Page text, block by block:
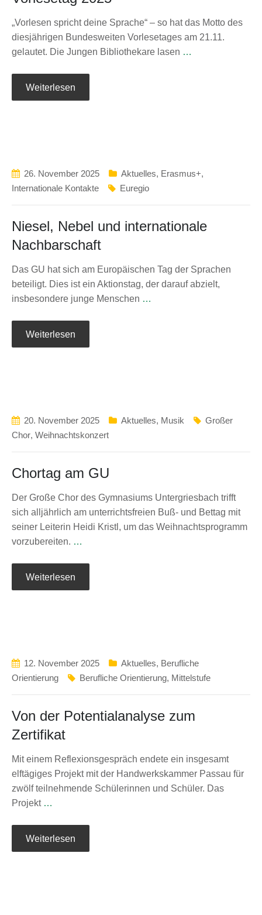
„Vorlesen spricht deine Sprache“ – so hat das Motto des
diesjährigen Bundesweiten Vorlesetages am 21.11.
gelautet. Die Jungen Bibliothekare lasen …
Weiterlesen
26. November 2025 Aktuelles, Erasmus+,
Internationale Kontakte
Euregio
Niesel, Nebel und internationale
Nachbarschaft
Das GU hat sich am Europäischen Tag der Sprachen
beteiligt. Dies ist ein Aktionstag, der darauf abzielt,
insbesondere junge Menschen …
Weiterlesen
20. November 2025 Aktuelles, Musik
Großer
Chor, Weihnachtskonzert
Chortag am GU
Der Große Chor des Gymnasiums Untergriesbach trifft
sich alljährlich am unterrichtsfreien Buß- und Bettag mit
seiner Leiterin Heidi Kristl, um das Weihnachtsprogramm
vorzubereiten. …
Weiterlesen
12. November 2025 Aktuelles, Berufliche
Orientierung
Berufliche Orientierung, Mittelstufe
Von der Potentialanalyse zum
Zertifikat
Mit einem Reflexionsgespräch endete ein insgesamt
elftägiges Projekt mit der Handwerkskammer Passau für
zwölf teilnehmende Schülerinnen und Schüler. Das
Projekt …
Weiterlesen